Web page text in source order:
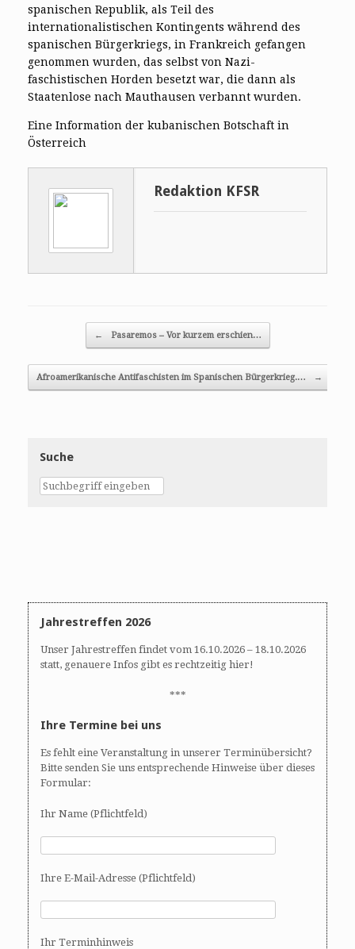
spanischen Republik, als Teil des
internationalistischen Kontingents während des
spanischen Bürgerkriegs, in Frankreich gefangen
genommen wurden, das selbst von Nazi-
faschistischen Horden besetzt war, die dann als
Staatenlose nach Mauthausen verbannt wurden.
Eine Information der kubanischen Botschaft in
Österreich
Redaktion KFSR
← Pasaremos – Vor kurzem erschien…
Afroamerikanische Antifaschisten im Spanischen Bürgerkrieg.… →
Suche
Jahrestreffen 2026
Unser Jahrestreffen findet vom 16.10.2026 – 18.10.2026
statt, genauere Infos gibt es rechtzeitig hier!
***
Ihre Termine bei uns
Es fehlt eine Veranstaltung in unserer Terminübersicht?
Bitte senden Sie uns entsprechende Hinweise über dieses
Formular:
Ihr Name (Pflichtfeld)
Ihre E-Mail-Adresse (Pflichtfeld)
Ihr Terminhinweis